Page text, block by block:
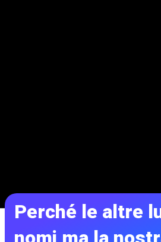
Perché le altre